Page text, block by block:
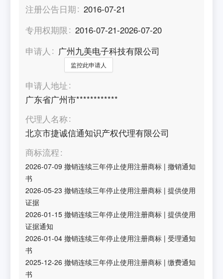
注册公告日期
2016-07-21
专用权期限
2016-07-21-2026-07-20
申请人
广州九美电子科技有限公司
监控此申请人
申请人地址
广东省广州市************
代理人名称
北京市捷诚信通知识产权代理有限公司
商标流程
2026-07-09 撤销连续三年停止使用注册商标 |撤销通知
书
2026-05-23 撤销连续三年停止使用注册商标 |提供使用
证据
2026-01-15 撤销连续三年停止使用注册商标 |提供使用
证据通知
2026-01-04 撤销连续三年停止使用注册商标 |受理通知
书
2025-12-26 撤销连续三年停止使用注册商标 |缴费通知
书